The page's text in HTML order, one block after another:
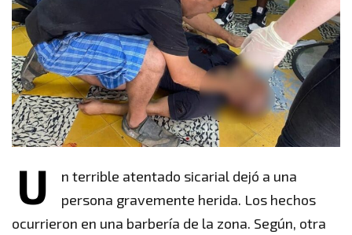
U
n terrible atentado sicarial dejó a una
persona gravemente herida. Los hechos
ocurrieron en una barbería de la zona. Según, otra